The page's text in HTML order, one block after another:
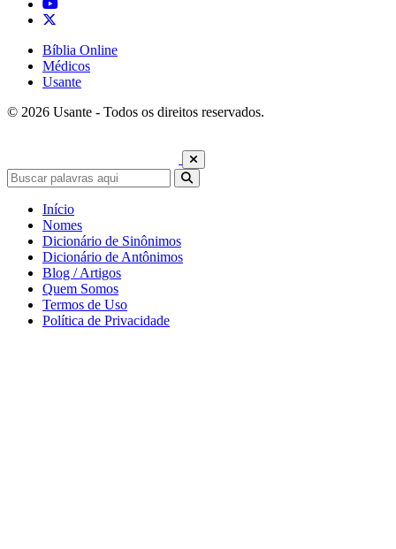
Bíblia Online
Médicos
Usante
© 2026 Usante - Todos os direitos reservados.
Início
Nomes
Dicionário de Sinônimos
Dicionário de Antônimos
Blog / Artigos
Quem Somos
Termos de Uso
Política de Privacidade